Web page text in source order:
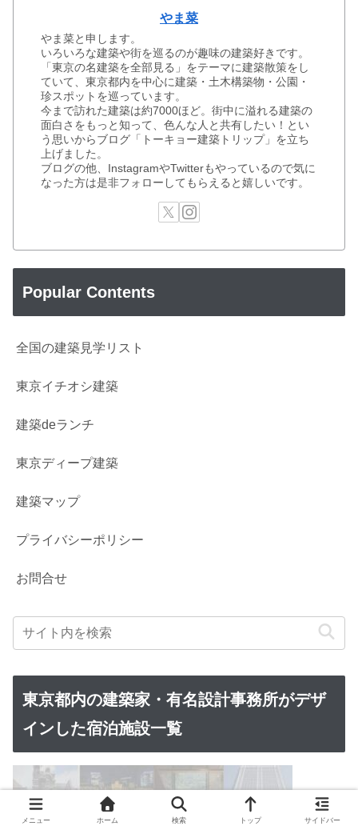
やま菜
やま菜と申します。
いろいろな建築や街を巡るのが趣味の建築好きです。
「東京の名建築を全部見る」をテーマに建築散策をし
ていて、東京都内を中心に建築・土木構築物・公園・
珍スポットを巡っています。
今まで訪れた建築は約7000ほど。街中に溢れる建築の
面白さをもっと知って、色んな人と共有したい！とい
う思いからブログ「トーキョー建築トリップ」を立ち
上げました。
ブログの他、InstagramやTwitterもやっているので気に
なった方は是非フォローしてもらえると嬉しいです。
Popular Contents
全国の建築見学リスト
東京イチオシ建築
建築deランチ
東京ディープ建築
建築マップ
プライバシーポリシー
お問合せ
東京都内の建築家・有名設計事務所がデザ
インした宿泊施設一覧
メニュー ホーム 検索 トップ サイドバー